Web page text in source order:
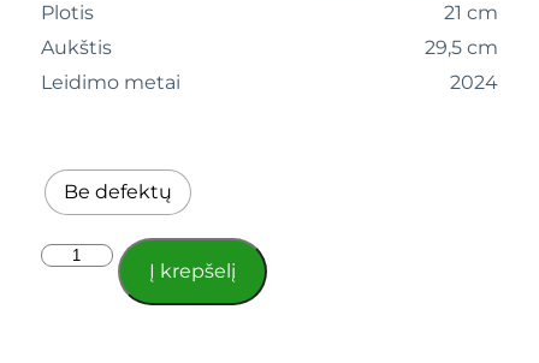
Plotis
21 cm
Aukštis
29,5 cm
Leidimo metai
2024
Be defektų
Į krepšelį